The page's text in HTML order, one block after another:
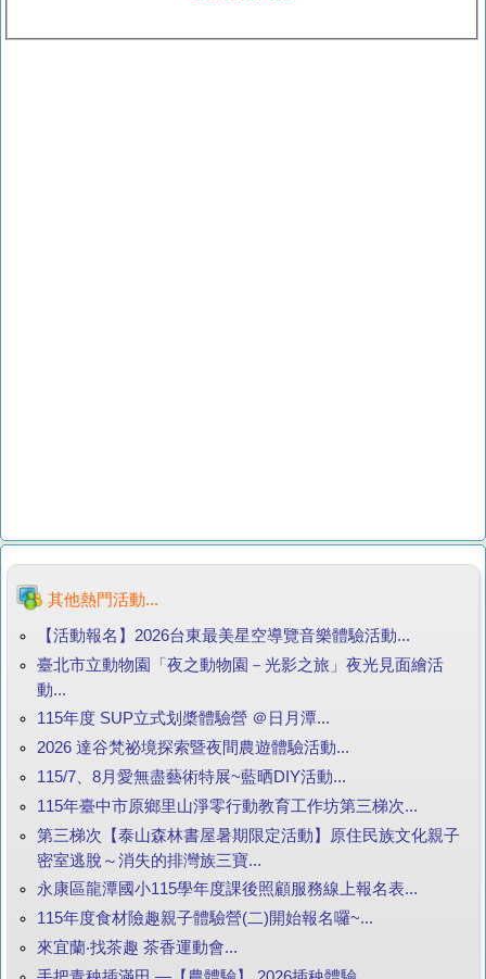
其他熱門活動...
【活動報名】2026台東最美星空導覽音樂體驗活動...
臺北市立動物園「夜之動物園－光影之旅」夜光見面繪活
動...
115年度 SUP立式划槳體驗營 ＠日月潭...
2026 達谷梵祕境探索暨夜間農遊體驗活動...
115/7、8月愛無盡藝術特展~藍晒DIY活動...
115年臺中市原鄉里山淨零行動教育工作坊第三梯次...
第三梯次【泰山森林書屋暑期限定活動】原住民族文化親子
密室逃脫～消失的排灣族三寶...
永康區龍潭國小115學年度課後照顧服務線上報名表...
115年度食材險趣親子體驗營(二)開始報名囉~...
來宜蘭‧找茶趣 茶香運動會...